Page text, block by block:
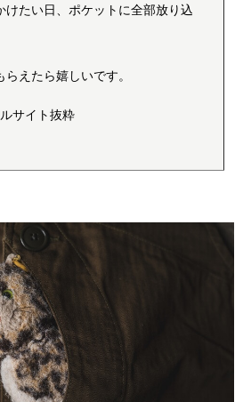
けたい日、ポケットに全部放り込
えたら嬉しいです。
サイト抜粋